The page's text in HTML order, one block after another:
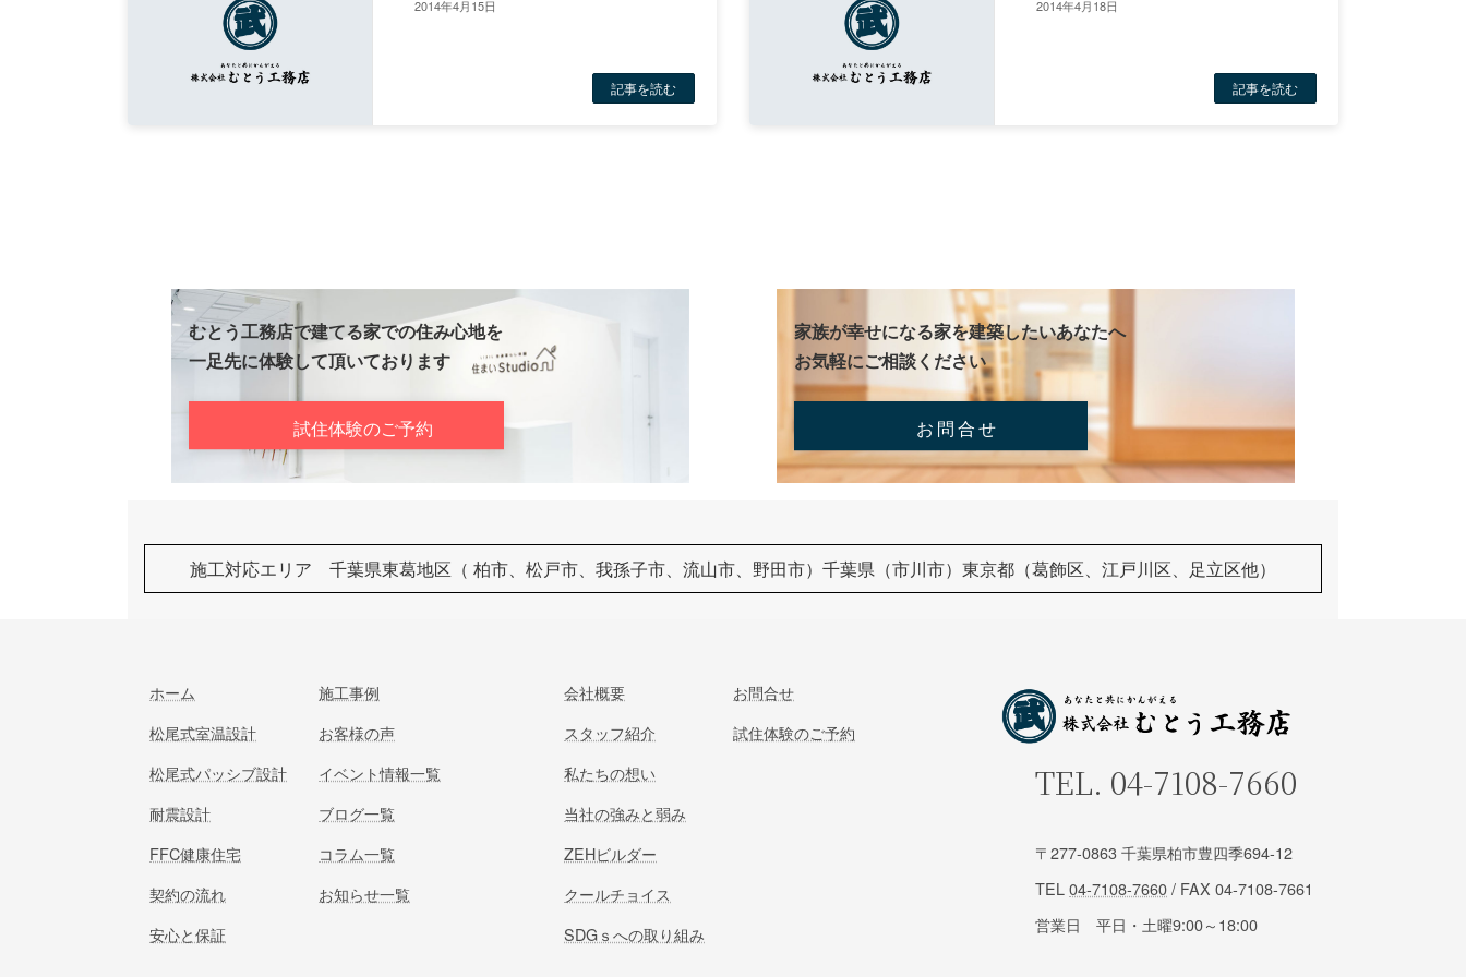
2014年4月15日
記事を読む
2014年4月18日
記事を読む
むとう工務店で建てる家での住み心地を
一足先に体験して頂いております
試住体験のご予約
家族が幸せになる家を建築したいあなたへ
お気軽にご相談ください
お問合せ
施工対応エリア 千葉県東葛地区（ 柏市、松戸市、我孫子市、流山市、野田市）千葉県（市川市）東京都（葛飾区、江戸川区、足立区他）
ホーム
松尾式室温設計
松尾式パッシブ設計
耐震設計
FFC健康住宅
契約の流れ
安心と保証
施工事例
お客様の声
イベント情報一覧
ブログ一覧
コラム一覧
お知らせ一覧
会社概要
スタッフ紹介
私たちの想い
当社の強みと弱み
ZEHビルダー
クールチョイス
SDGｓへの取り組み
お問合せ
試住体験のご予約
TEL. 04-7108-7660
〒277-0863 千葉県柏市豊四季694-12
TEL 04-7108-7660/ FAX 04-7108-7661
営業日 平日・土曜9:00～18:00